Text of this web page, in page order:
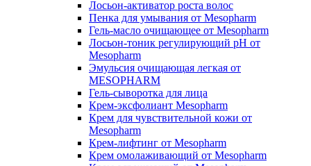
Лосьон-активатор роста волос
Пенка для умывания от Mesopharm
Гель-масло очищающее от Mesopharm
Лосьон-тоник регулирующий рН от
Mesopharm
Эмульсия очищающая легкая от
MESOPHARM
Гель-сыворотка для лица
Крем-эксфолиант Mesopharm
Крем для чувствительной кожи от
Mesopharm
Крем-лифтинг от Mesopharm
Крем омолаживающий от Mesopharm